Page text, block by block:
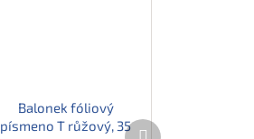
Balonek fóliový
písmeno T růžový, 35
Další